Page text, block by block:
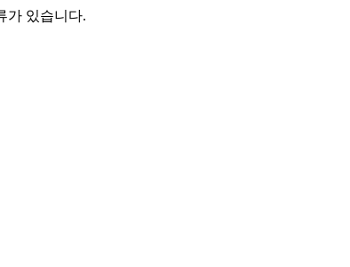
가 있습니다.